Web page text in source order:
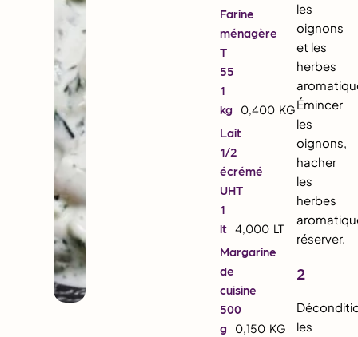
Farine
ménagère
T
55
1
kg
0,400 KG
Lait
1/2
écrémé
UHT
1
lt 4,000 LT
Margarine
de
cuisine
500
g
0,150 KG
les
oignons
et les
herbes
Émincer
les
oignons,
hacher
les
herbes
réserver.
2
les